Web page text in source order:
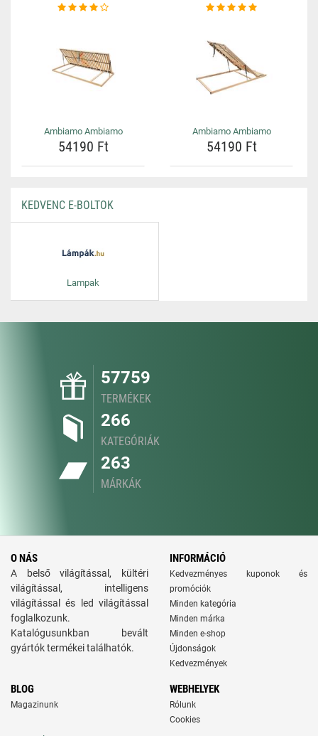
Ambiamo Ambiamo
54190 Ft
Ambiamo Ambiamo
54190 Ft
KEDVENC E-BOLTOK
Lampak
57759
TERMÉKEK
266
KATEGÓRIÁK
263
MÁRKÁK
O NÁS
A belső világítással, kültéri
világítással, intelligens
világítással és led világítással
foglalkozunk.
Katalógusunkban bevált
gyártók termékei találhatók.
INFORMÁCIÓ
Kedvezményes kuponok és
promóciók
Minden kategória
Minden márka
Minden e-shop
Újdonságok
Kedvezmények
BLOG
Magazinunk
WEBHELYEK
Rólunk
Cookies